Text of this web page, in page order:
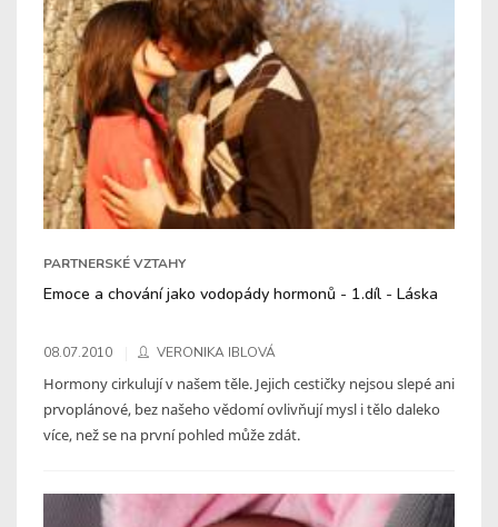
PARTNERSKÉ VZTAHY
Emoce a chování jako vodopády hormonů - 1.díl - Láska
08.07.2010 VERONIKA IBLOVÁ
Hormony cirkulují v našem těle. Jejich cestičky nejsou slepé ani
prvoplánové, bez našeho vědomí ovlivňují mysl i tělo daleko
více, než se na první pohled může zdát.